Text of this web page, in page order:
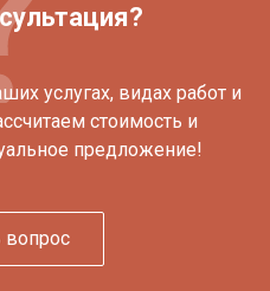
услугах, видах работ и
стоимость и
предложение!
вопрос